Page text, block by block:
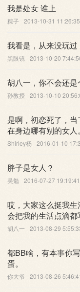
我是处女 谁上
粽子 2013-10-31 11:26:35
我看是，从来没玩过
黑眼镜 2013-10-20
胡八一，你不会还
孙教授 2013-10-10
是啊，初恋死了，
在身边哪有别的女人。
Shirley杨 2016-01-10
胖子是女人？
吴勉 2016-07-27 19:19:41
哎，大家这么挺我
会把我的生活点滴都
胡八一 2013-08-29
都BB啥，有本事你
蛋。
你大爷 2013-08-26